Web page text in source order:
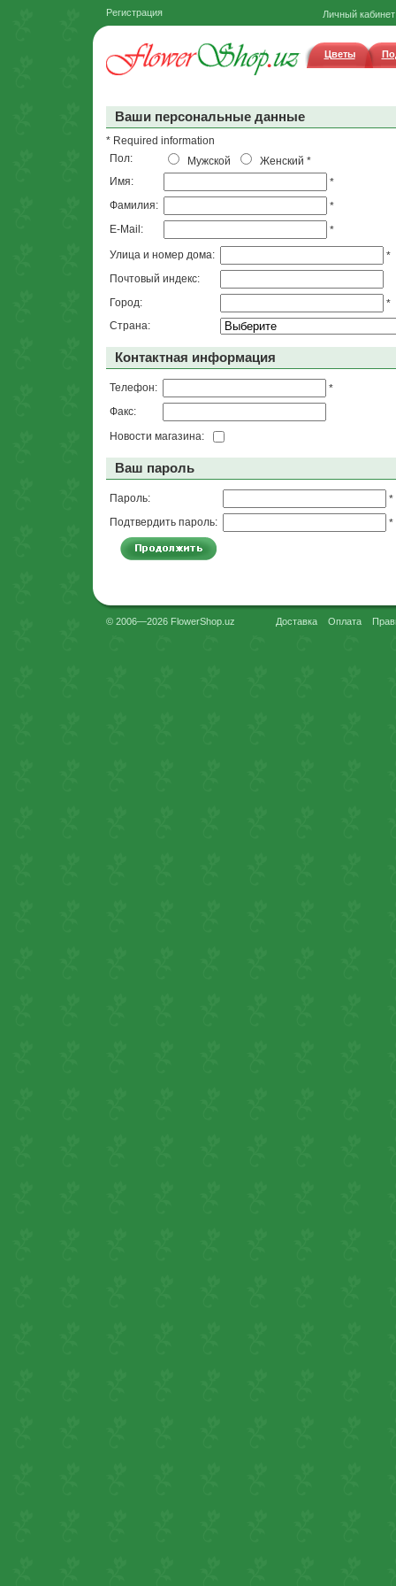
Регистрация Личный кабинет
Цветы
Ваши персональные данные
* Required information
Пол:
Мужской Женский *
Имя:
*
Фамилия:
*
E-Mail:
*
Улица и номер дома:
*
Почтовый индекс:
Город:
*
Страна:
Контактная информация
Телефон:
*
Факс:
Новости магазина:
Ваш пароль
Пароль:
*
Подтвердить пароль:
*
© 2006—2026 FlowerShop.uz Доставка Оплата